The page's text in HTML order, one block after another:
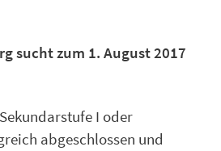
sucht zum 1. August 2017
I oder
abgeschlossen und